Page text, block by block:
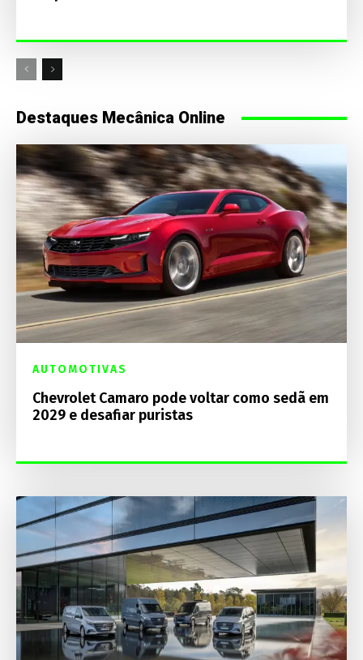
Destaques Mecânica Online
AUTOMOTIVAS
Chevrolet Camaro pode voltar como sedã em
2029 e desafiar puristas